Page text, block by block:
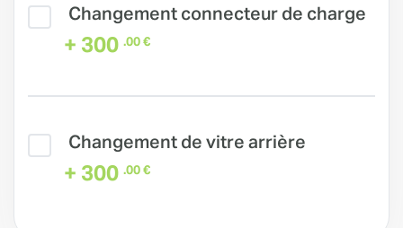
Changement connecteur de charge
+ 300 .00 €
Changement de vitre arrière
+ 300 .00 €